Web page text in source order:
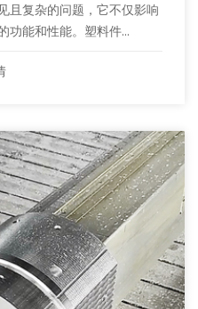
且复杂的问题，它不仅影响
功能和性能。塑料件...